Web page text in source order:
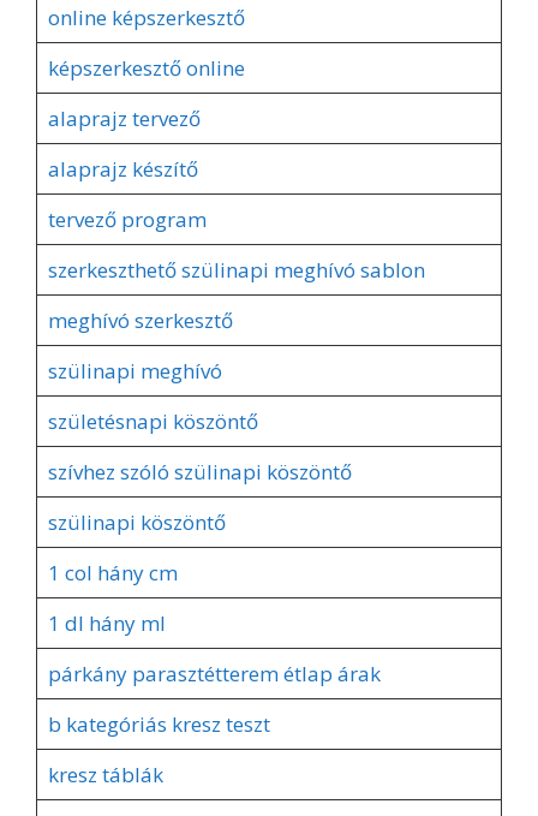
online képszerkesztő
képszerkesztő online
alaprajz tervező
alaprajz készítő
tervező program
szerkeszthető szülinapi meghívó sablon
meghívó szerkesztő
szülinapi meghívó
születésnapi köszöntő
szívhez szóló szülinapi köszöntő
szülinapi köszöntő
1 col hány cm
1 dl hány ml
párkány parasztétterem étlap árak
b kategóriás kresz teszt
kresz táblák